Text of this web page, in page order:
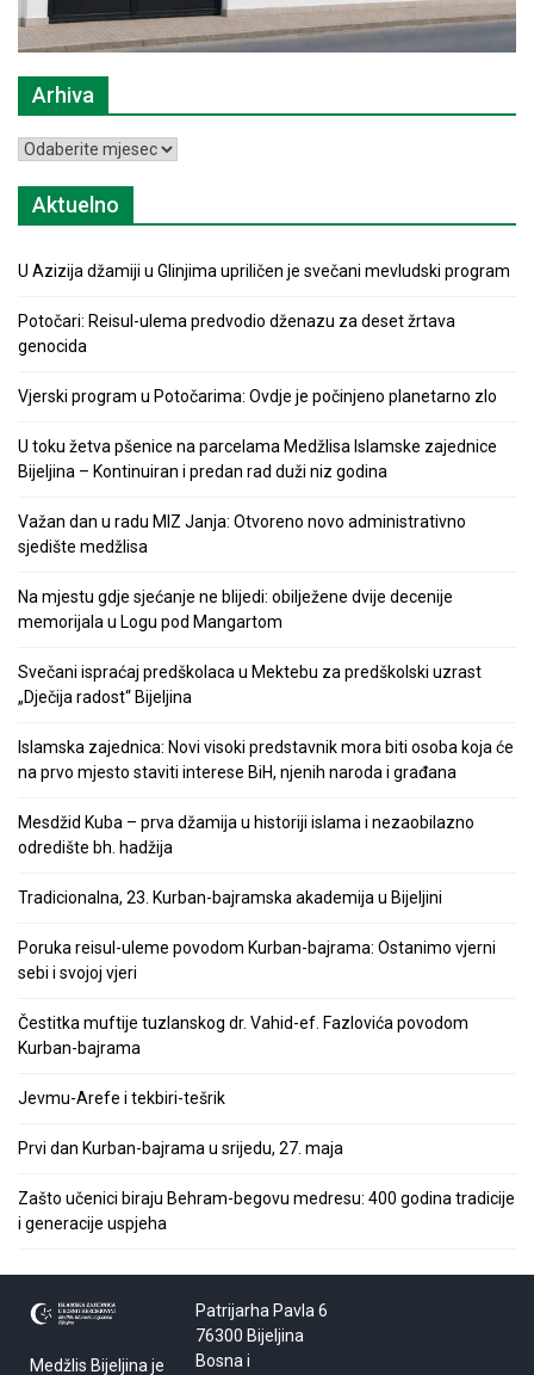
Arhiva
Arhiva
Aktuelno
U Azizija džamiji u Glinjima upriličen je svečani mevludski program
Potočari: Reisul-ulema predvodio dženazu za deset žrtava
genocida
Vjerski program u Potočarima: Ovdje je počinjeno planetarno zlo
U toku žetva pšenice na parcelama Medžlisa Islamske zajednice
Bijeljina – Kontinuiran i predan rad duži niz godina
Važan dan u radu MIZ Janja: Otvoreno novo administrativno
sjedište medžlisa
Na mjestu gdje sjećanje ne blijedi: obilježene dvije decenije
memorijala u Logu pod Mangartom
Svečani ispraćaj predškolaca u Mektebu za predškolski uzrast
„Dječija radost“ Bijeljina
Islamska zajednica: Novi visoki predstavnik mora biti osoba koja će
na prvo mjesto staviti interese BiH, njenih naroda i građana
Mesdžid Kuba – prva džamija u historiji islama i nezaobilazno
odredište bh. hadžija
Tradicionalna, 23. Kurban-bajramska akademija u Bijeljini
Poruka reisul-uleme povodom Kurban-bajrama: Ostanimo vjerni
sebi i svojoj vjeri
Čestitka muftije tuzlanskog dr. Vahid-ef. Fazlovića povodom
Kurban-bajrama
Jevmu-Arefe i tekbiri-tešrik
Prvi dan Kurban-bajrama u srijedu, 27. maja
Zašto učenici biraju Behram-begovu medresu: 400 godina tradicije
i generacije uspjeha
Medžlis Bijeljina je
Patrijarha Pavla 6
76300 Bijeljina
Bosna i